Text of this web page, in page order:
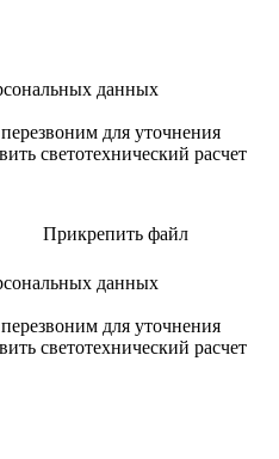
данных
для уточнения
светотехнический расчет
Прикрепить файл
данных
для уточнения
светотехнический расчет